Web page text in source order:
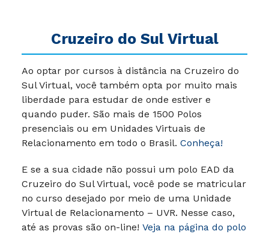
Cruzeiro do Sul Virtual
Ao optar por cursos à distância na Cruzeiro do
Sul Virtual, você também opta por muito mais
liberdade para estudar de onde estiver e
quando puder. São mais de 1500 Polos
presenciais ou em Unidades Virtuais de
Relacionamento em todo o Brasil. Conheça!
E se a sua cidade não possui um polo EAD da
Cruzeiro do Sul Virtual, você pode se matricular
no curso desejado por meio de uma Unidade
Virtual de Relacionamento – UVR. Nesse caso,
até as provas são on-line! Veja na página do polo